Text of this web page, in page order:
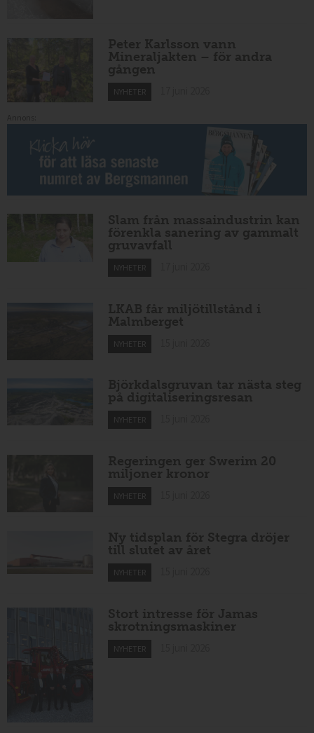
Peter Karlsson vann
Mineraljakten – för andra
gången
NYHETER
Slam från massaindustrin kan
förenkla sanering av gammalt
gruvavfall
NYHETER
LKAB får miljötillstånd i
Malmberget
NYHETER
Björkdalsgruvan tar nästa steg
på digitaliseringsresan
NYHETER
Regeringen ger Swerim 20
miljoner kronor
NYHETER
Ny tidsplan för Stegra dröjer
till slutet av året
NYHETER
Stort intresse för Jamas
skrotningsmaskiner
NYHETER